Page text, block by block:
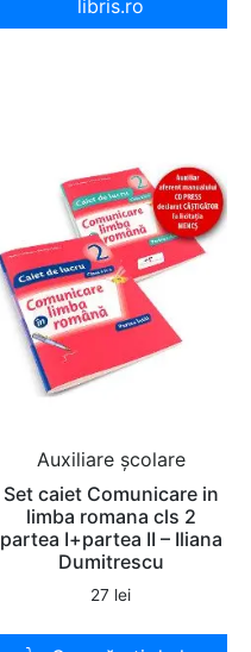
libris.ro
Auxiliare şcolare
Set caiet Comunicare in
limba romana cls 2
partea I+partea II – Iliana
Dumitrescu
27 lei